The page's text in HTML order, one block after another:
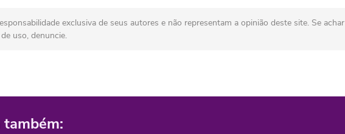
exclusiva de seus autores e não representam a opinião deste site. Se achar
uso, denuncie.